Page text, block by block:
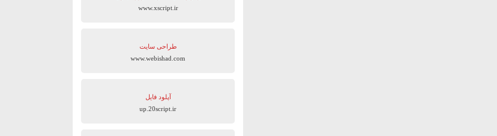
www.xscript.ir
طراحی سایت
www.webishad.com
آپلود فایل
up.20script.ir